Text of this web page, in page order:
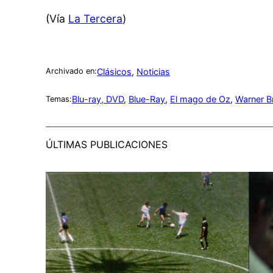
(Vía La Tercera)
Archivado en:Clásicos, Noticias
Temas:Blu-ray, DVD, Blue-Ray, El mago de Oz, Warner
ÚLTIMAS PUBLICACIONES